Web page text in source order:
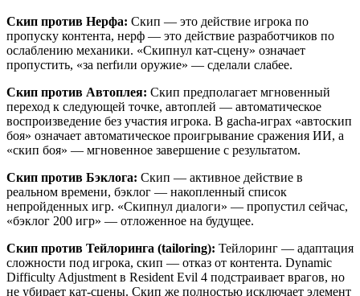
Скип против Нерфа: Скип — это действие игрока по
пропуску контента, нерф — это действие разработчиков по
ослаблению механики. «Скипнул кат-сцену» означает
пропустить, «за nerfили оружие» — сделали слабее.
Скип против Автоплея: Скип предполагает мгновенный
переход к следующей точке, автоплей — автоматическое
воспроизведение без участия игрока. В gacha-играх «автоскип
боя» означает автоматическое проигрывание сражения ИИ, а
«скип боя» — мгновенное завершение с результатом.
Скип против Бэклога: Скип — активное действие в
реальном времени, бэклог — накопленный список
непройденных игр. «Скипнул диалоги» — пропустил сейчас,
«бэклог 200 игр» — отложенное на будущее.
Скип против Тейлоринга (tailoring): Тейлоринг — адаптация
сложности под игрока, скип — отказ от контента. Dynamic
Difficulty Adjustment в Resident Evil 4 подстраивает врагов, но
не убирает кат-сцены. Скип же полностью исключает элемент